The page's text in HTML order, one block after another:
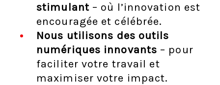
stimulant– où l’innovation est
encouragée et célébrée.
Nous utilisons des outils
numériques innovants – pour
faciliter votre travail et
maximiser votre impact.